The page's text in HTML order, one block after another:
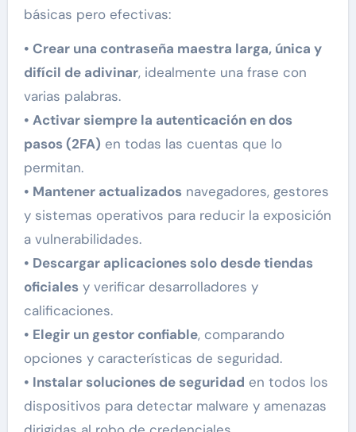
básicas pero efectivas:
• Crear una contraseña maestra larga, única y
difícil de adivinar, idealmente una frase con
varias palabras.
• Activar siempre la autenticación en dos
pasos (2FA) en todas las cuentas que lo
permitan.
• Mantener actualizadosnavegadores, gestores
y sistemas operativos para reducir la exposición
a vulnerabilidades.
• Descargar aplicaciones solo desde tiendas
oficialesy verificar desarrolladores y
calificaciones.
• Elegir un gestor confiable, comparando
opciones y características de seguridad.
• Instalar soluciones de seguridad en todos los
dispositivos para detectar malware y amenazas